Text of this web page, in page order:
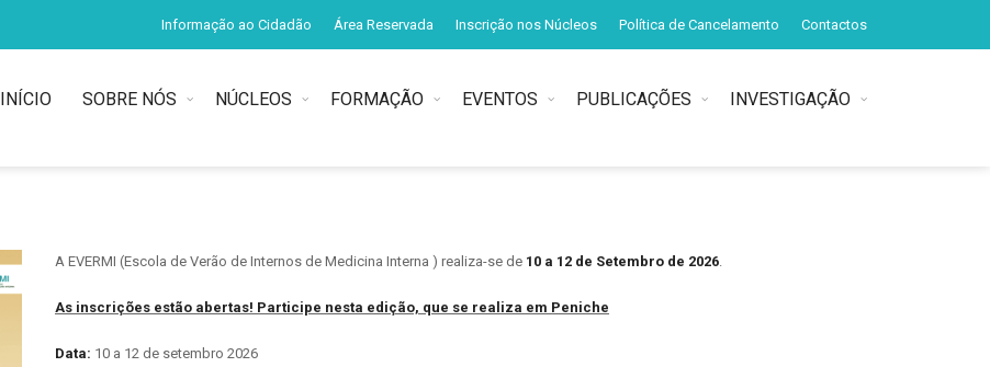
Informação ao Cidadão Área Reservada Inscrição nos Núcleos Política de Cancelamento Contactos
INÍCIO SOBRE NÓS NÚCLEOS FORMAÇÃO EVENTOS PUBLICAÇÕES INVESTIGAÇÃO
A EVERMI (Escola de Verão de Internos de Medicina Interna ) realiza-se de 10 a 12 de Setembro de 2026
As inscrições estão abertas! Participe nesta edição, que se realiza em Peniche
Data: 10 a 12 de setembro 2026